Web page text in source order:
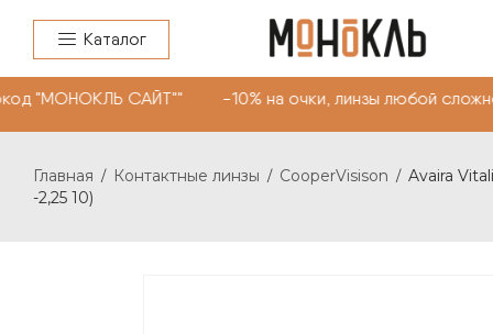
Каталог
САЙТ"" -10% на очки, линзы любой
Главная / Контактные линзы / CooperVisison / Avaira
-2,25 10)